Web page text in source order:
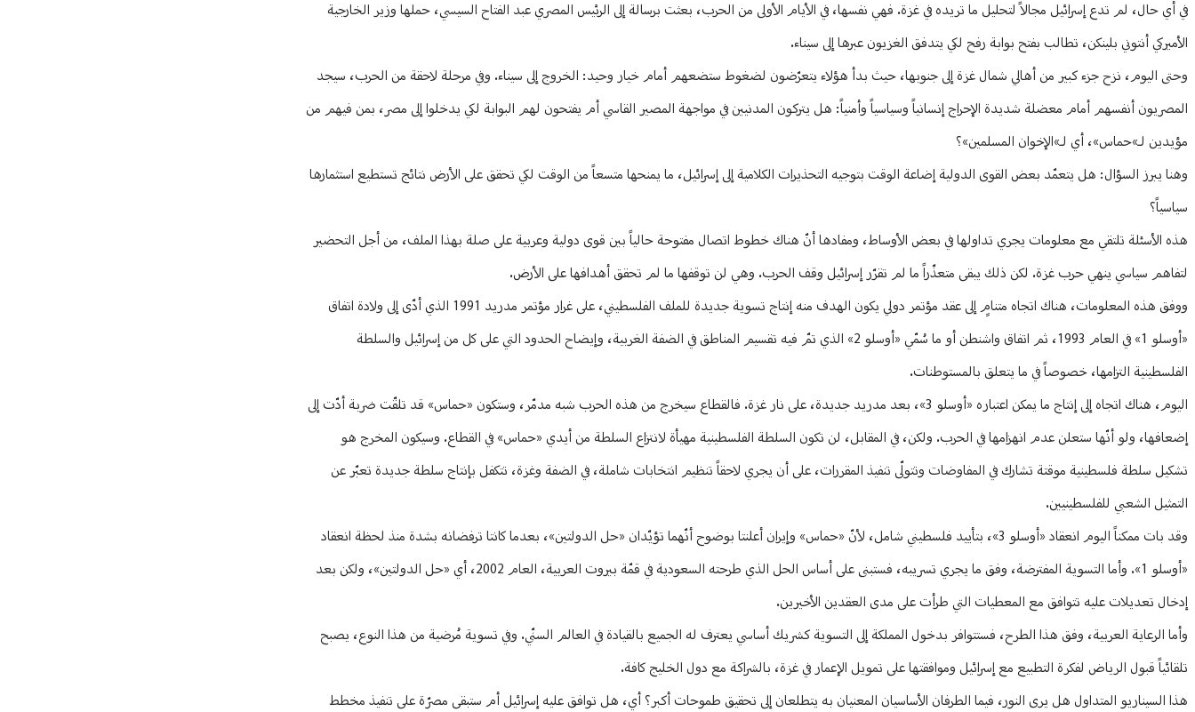
في أي حال، لم تدع إسرائيل مجالاً لتحليل ما تريده في غزة. فهي نفسها، في الأيام الأولى من الحرب، بعثت برسالة إلى الرئيس المصري عبد الفتاح السيسي، حملها وزير الخارجية
الأميركي أنتوني بلينكن، تطالب بفتح بوابة رفح لكي يتدفق الغزيون عبرها إلى سيناء.
وحتى اليوم، نزح جزء كبير من أهالي شمال غزة إلى جنوبها، حيث بدأ هؤلاء يتعرّضون لضغوط ستضعهم أمام خيار وحيد: الخروج إلى سيناء. وفي مرحلة لاحقة من الحرب، سيجد
المصريون أنفسهم أمام معضلة شديدة الإحراج إنسانياً وسياسياً وأمنياً: هل يتركون المدنيين في مواجهة المصير القاسي أم يفتحون لهم البوابة لكي يدخلوا إلى مصر، بمن فيهم من
مؤيدين لـ»حماس»، أي لـ»الإخوان المسلمين»؟
وهنا يبرز السؤال: هل يتعمّد بعض القوى الدولية إضاعة الوقت بتوجيه التحذيرات الكلامية إلى إسرائيل، ما يمنحها متسعاً من الوقت لكي تحقق على الأرض نتائج تستطيع استثمارها
سياسياً؟
هذه الأسئلة تلتقي مع معلومات يجري تداولها في بعض الأوساط، ومفادها أنّ هناك خطوط اتصال مفتوحة حالياً بين قوى دولية وعربية على صلة بهذا الملف، من أجل التحضير
لتفاهم سياسي ينهي حرب غزة. لكن ذلك يبقى متعذّراً ما لم تقرّر إسرائيل وقف الحرب. وهي لن توقفها ما لم تحقق أهدافها على الأرض.
ووفق هذه المعلومات، هناك اتجاه متنامٍ إلى عقد مؤتمر دولي يكون الهدف منه إنتاج تسوية جديدة للملف الفلسطيني، على غرار مؤتمر مدريد 1991 الذي أدّى إلى ولادة اتفاق
«أوسلو 1» في العام 1993، ثم اتفاق واشنطن أو ما سُمّي «أوسلو 2» الذي تمّ فيه تقسيم المناطق في الضفة الغربية، وإيضاح الحدود التي على كل من إسرائيل والسلطة
الفلسطينية التزامها، خصوصاً في ما يتعلق بالمستوطنات.
اليوم، هناك اتجاه إلى إنتاج ما يمكن اعتباره «أوسلو 3»، بعد مدريد جديدة، على نار غزة. فالقطاع سيخرج من هذه الحرب شبه مدمّر، وستكون «حماس» قد تلقّت ضربة أدّت إلى
إضعافها، ولو أنّها ستعلن عدم انهزامها في الحرب. ولكن، في المقابل، لن تكون السلطة الفلسطينية مهيأة لانتزاع السلطة من أيدي «حماس» في القطاع. وسيكون المخرج هو
تشكيل سلطة فلسطينية موقتة تشارك في المفاوضات وتتولّى تنفيذ المقررات، على أن يجري لاحقاً تنظيم انتخابات شاملة، في الضفة وغزة، تتكفل بإنتاج سلطة جديدة تعبّر عن
التمثيل الشعبي للفلسطينيين.
وقد بات ممكناً اليوم انعقاد «أوسلو 3»، بتأييد فلسطيني شامل، لأنّ «حماس» وإيران أعلنتا بوضوح أنّهما تؤيّدان «حل الدولتين»، بعدما كانتا ترفضانه بشدة منذ لحظة انعقاد
«أوسلو 1». وأما التسوية المفترضة، وفق ما يجري تسريبه، فستبنى على أساس الحل الذي طرحته السعودية في قمّة بيروت العربية، العام 2002، أي «حل الدولتين»، ولكن بعد
إدخال تعديلات عليه تتوافق مع المعطيات التي طرأت على مدى العقدين الأخيرين.
وأما الرعاية العربية، وفق هذا الطرح، فستتوافر بدخول المملكة إلى التسوية كشريك أساسي يعترف له الجميع بالقيادة في العالم السنّي. وفي تسوية مُرضية من هذا النوع، يصبح
تلقائياً قبول الرياض لفكرة التطبيع مع إسرائيل وموافقتها على تمويل الإعمار في غزة، بالشراكة مع دول الخليج كافة.
هذا السيناريو المتداول هل يرى النور، فيما الطرفان الأساسيان المعنيان به يتطلعان إلى تحقيق طموحات أكبر؟ أي، هل توافق عليه إسرائيل أم ستبقى مصرّة على تنفيذ مخطط